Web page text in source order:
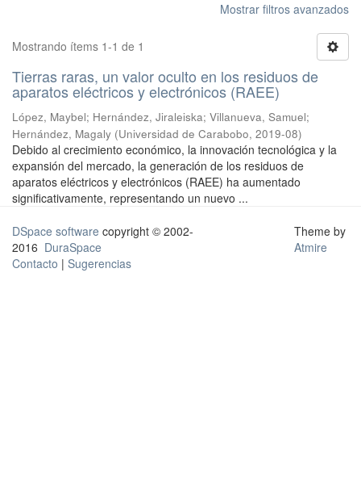
Mostrar filtros avanzados
Mostrando ítems 1-1 de 1
Tierras raras, un valor oculto en los residuos de
aparatos eléctricos y electrónicos (RAEE)
López, Maybel; Hernández, Jiraleiska; Villanueva, Samuel;
Hernández, Magaly (Universidad de Carabobo, 2019-08)
Debido al crecimiento económico, la innovación tecnológica y la
expansión del mercado, la generación de los residuos de
aparatos eléctricos y electrónicos (RAEE) ha aumentado
significativamente, representando un nuevo ...
DSpace software copyright © 2002-
2016 DuraSpace
Contacto | Sugerencias
Theme by
Atmire